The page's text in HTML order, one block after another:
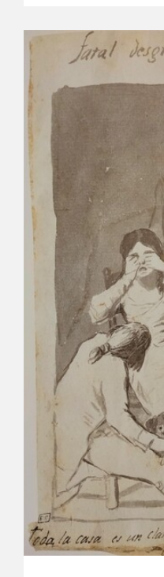
PUBLICACIONES
CEDEA
RECURSOS EDUCATIVOS
FICHAS ARASAAC